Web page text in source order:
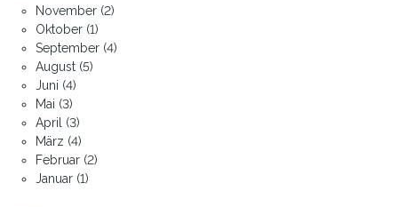
November (2)
Oktober (1)
September (4)
August (5)
Juni (4)
Mai (3)
April (3)
März (4)
Februar (2)
Januar (1)